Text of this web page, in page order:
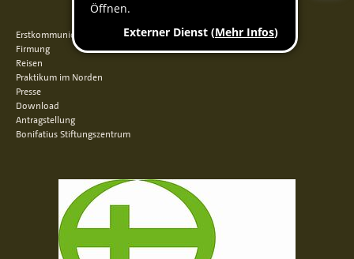
QUICKLINKS
Erstkommunion
Firmung
Reisen
Praktikum im Norden
Presse
Download
Antragstellung
Bonifatius Stiftungszentrum